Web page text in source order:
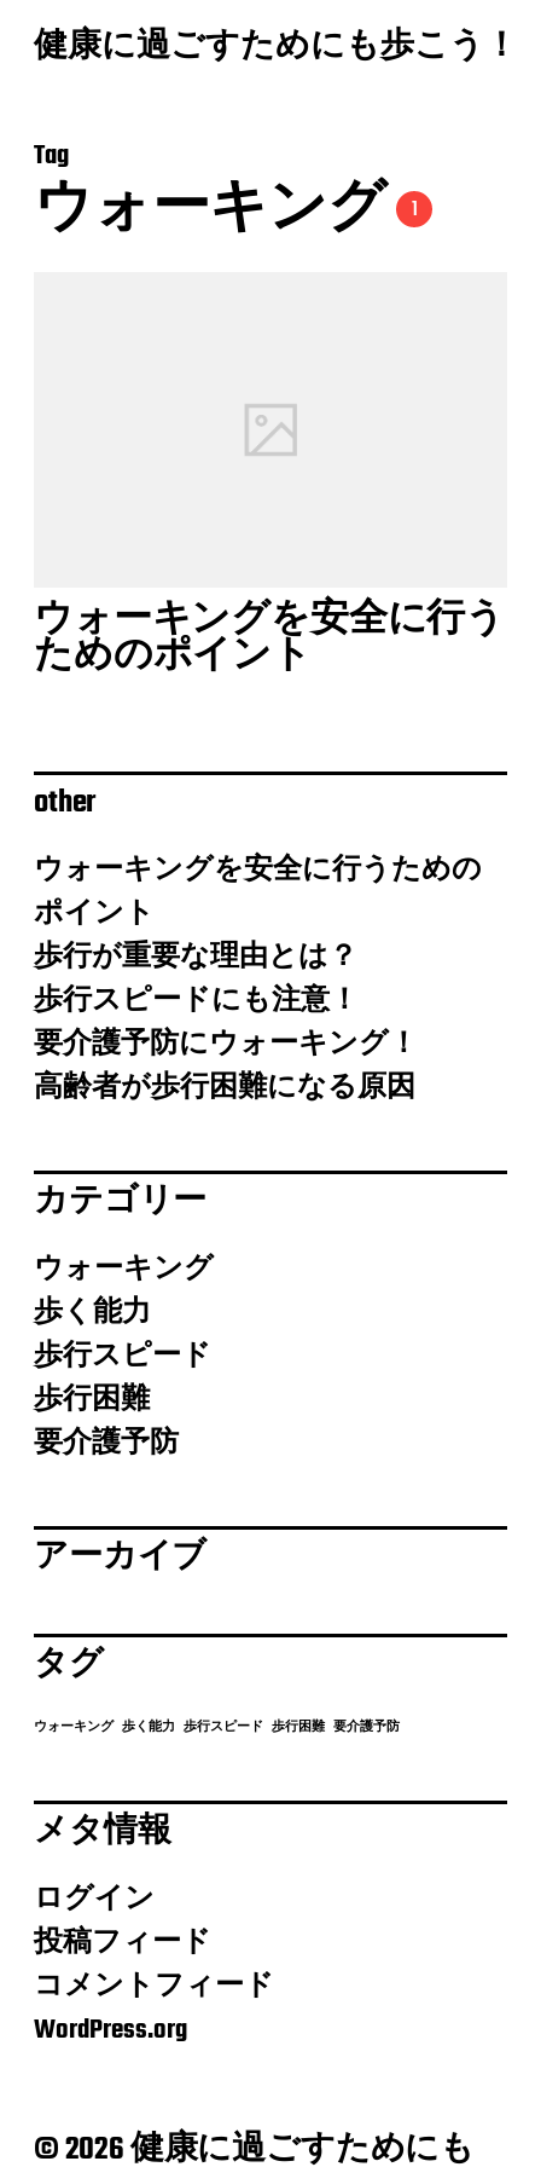
健康に過ごすためにも歩こう！
Tag
ウォーキング 1
ウォーキングを安全に行う
ためのポイント
other
ウォーキングを安全に行うための
ポイント
歩行が重要な理由とは？
歩行スピードにも注意！
要介護予防にウォーキング！
高齢者が歩行困難になる原因
カテゴリー
ウォーキング
歩く能力
歩行スピード
歩行困難
要介護予防
アーカイブ
タグ
ウォーキング 歩く能力 歩行スピード 歩行困難 要介護予防
メタ情報
ログイン
投稿フィード
コメントフィード
WordPress.org
© 2026 健康に過ごすためにも